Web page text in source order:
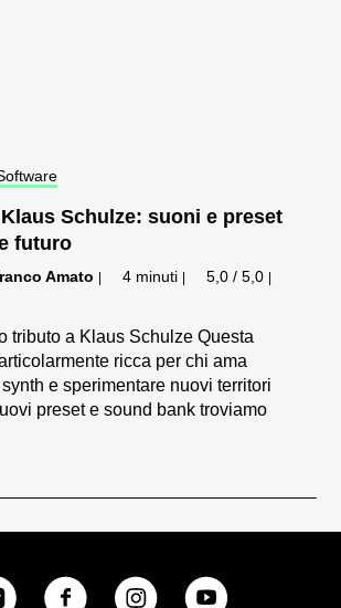
Schulze: suoni e preset
futuro
Amato | 4 minuti | 5,0 / 5,0 |
tributo a Klaus Schulze Questa
ricca per chi ama
e sperimentare nuovi territori
preset e sound bank troviamo